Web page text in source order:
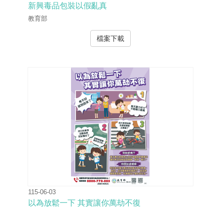
新興毒品包裝以假亂真
教育部
檔案下載
115-06-03
以為放鬆一下 其實讓你萬劫不復